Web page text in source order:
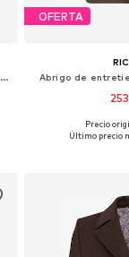
Ajuste regular Abrigo de entretiempo 'Harvey'
OFERTA
Abrigo de
Tallas disponibles:
Precio
Último precio